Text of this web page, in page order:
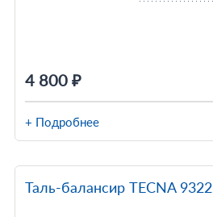
4 800 ₽
+ Подробнее
Таль-балансир TECNA 9322